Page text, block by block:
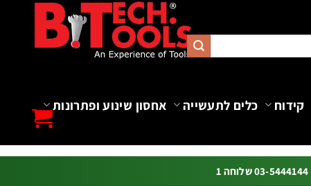
קידוח כלים לתעשייה
אחסון שינוע ופתרונות